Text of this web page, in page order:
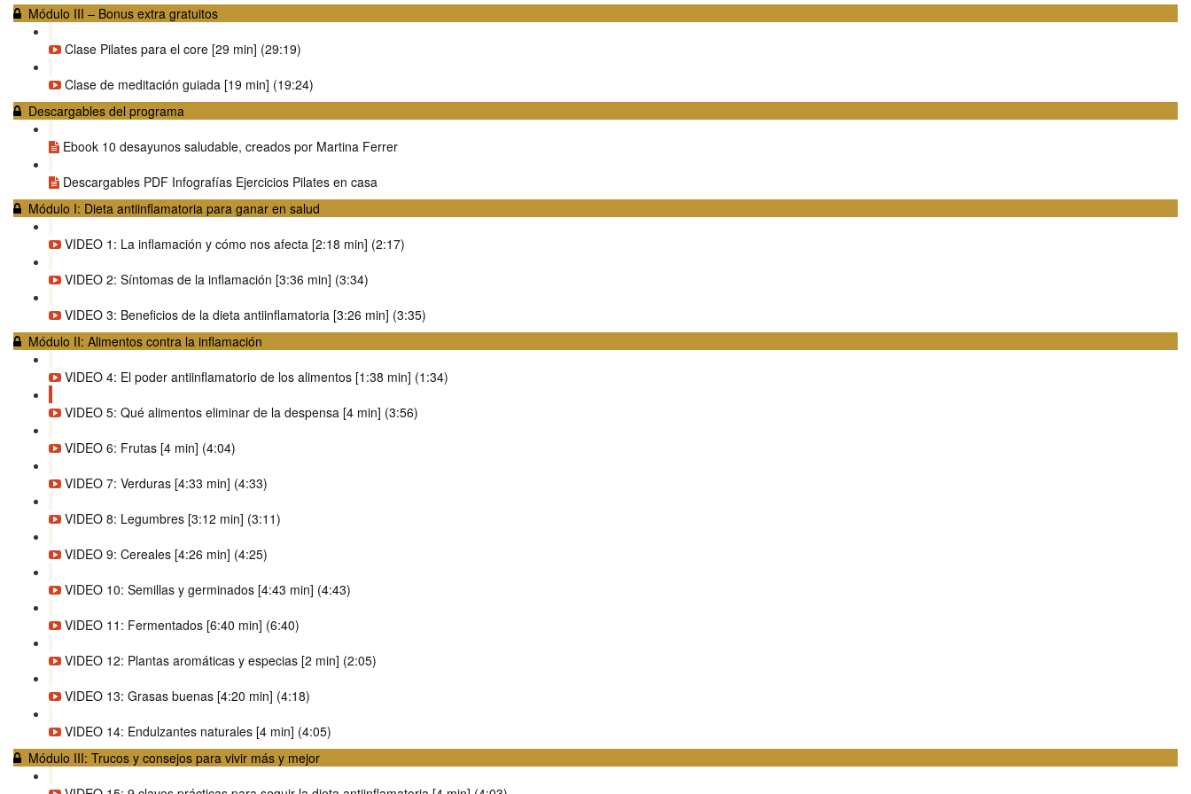
Módulo III – Bonus extra gratuitos
Clase Pilates para el core [29 min] (29:19)
Clase de meditación guiada [19 min] (19:24)
Descargables del programa
Ebook 10 desayunos saludable, creados por Martina Ferrer
Descargables PDF Infografías Ejercicios Pilates en casa
Módulo I: Dieta antiinflamatoria para ganar en salud
VIDEO 1: La inflamación y cómo nos afecta [2:18 min] (2:17)
VIDEO 2: Síntomas de la inflamación [3:36 min] (3:34)
VIDEO 3: Beneficios de la dieta antiinflamatoria [3:26 min] (3:35)
Módulo II: Alimentos contra la inflamación
VIDEO 4: El poder antiinflamatorio de los alimentos [1:38 min] (1:34)
VIDEO 5: Qué alimentos eliminar de la despensa [4 min] (3:56)
VIDEO 6: Frutas [4 min] (4:04)
VIDEO 7: Verduras [4:33 min] (4:33)
VIDEO 8: Legumbres [3:12 min] (3:11)
VIDEO 9: Cereales [4:26 min] (4:25)
VIDEO 10: Semillas y germinados [4:43 min] (4:43)
VIDEO 11: Fermentados [6:40 min] (6:40)
VIDEO 12: Plantas aromáticas y especias [2 min] (2:05)
VIDEO 13: Grasas buenas [4:20 min] (4:18)
VIDEO 14: Endulzantes naturales [4 min] (4:05)
Módulo III: Trucos y consejos para vivir más y mejor